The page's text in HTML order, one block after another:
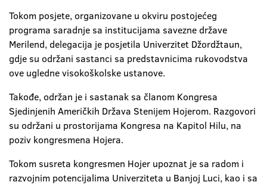
Tokom posjete, organizovane u okviru postojećeg
programa saradnje sa institucijama savezne države
Merilend, delegacija je posjetila Univerzitet Džordžtaun,
gdje su održani sastanci sa predstavnicima rukovodstva
ove ugledne visokoškolske ustanove.
Takođe, održan je i sastanak sa članom Kongresa
Sjedinjenih Američkih Država Stenijem Hojerom. Razgovori
su održani u prostorijama Kongresa na Kapitol Hilu, na
poziv kongresmena Hojera.
Tokom susreta kongresmen Hojer upoznat je sa radom i
razvojnim potencijalima Univerziteta u Banjoj Luci, kao i sa